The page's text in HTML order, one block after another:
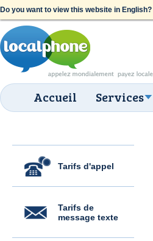
Do you want to view this website in English?
Accueil Services
Tarifs d'appel
Tarifs de
message texte